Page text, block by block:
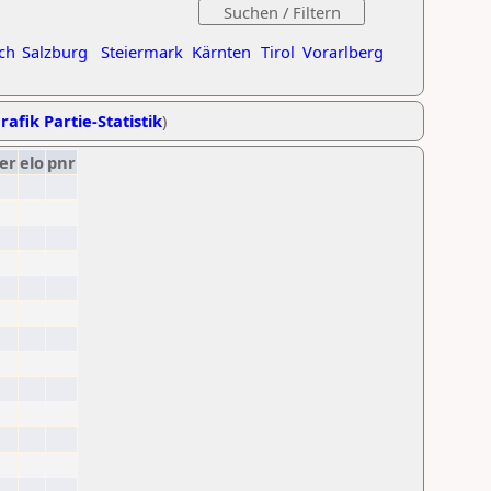
Salzburg Steiermark Kärnten Tirol Vorarlberg
Partie-Statistik)
elo pnr